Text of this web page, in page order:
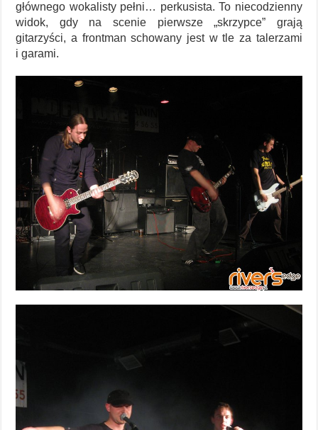
głównego wokalisty pełni… perkusista. To niecodzienny
widok, gdy na scenie pierwsze „skrzypce” grają
gitarzyści, a frontman schowany jest w tle za talerzami
i garami.